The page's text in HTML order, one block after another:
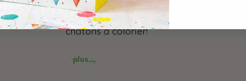
Trouve ici un de nos superbes modèles de
chatons à colorier!
plus...